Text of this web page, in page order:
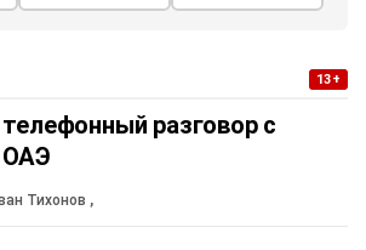
13+
разговор с
ОАЭ
Тихонов ,